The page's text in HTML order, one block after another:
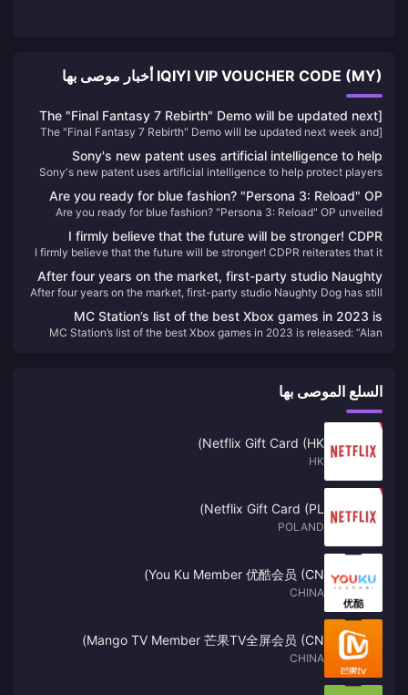
IQIYI VIP VOUCHER CODE (MY) أخبار موصى بها
[The "Final Fantasy 7 Rebirth" Demo will be updated next
week and will be applied to the official version
[The "Final Fantasy 7 Rebirth" Demo will be updated next week and
Sony's new patent uses artificial intelligence to help
protect players when they pause VR games
Sony's new patent uses artificial intelligence to help protect players
Are you ready for blue fashion? "Persona 3: Reload" OP
unveiled
Are you ready for blue fashion? "Persona 3: Reload" OP unveiled
I firmly believe that the future will be stronger! CDPR
reiterates that it is not interested in acquisitions
I firmly believe that the future will be stronger! CDPR reiterates that it
After four years on the market, first-party studio Naughty
Dog has still not launched a new game on PS5
After four years on the market, first-party studio Naughty Dog has still
MC Station’s list of the best Xbox games in 2023 is
released: “Alan Killer 2” takes the first place
MC Station’s list of the best Xbox games in 2023 is released: “Alan
السلع الموصى بها
Netflix Gift Card (HK)
HK
Netflix Gift Card (PL)
POLAND
You Ku Member 优酷会员 (CN)
CHINA
Mango TV Member 芒果TV全屏会员 (CN)
CHINA